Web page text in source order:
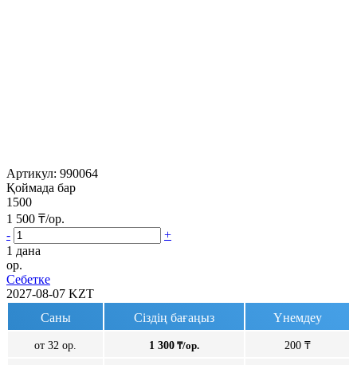
Артикул: 990064
Қоймада бар
1500
1 500 ₸/ор.
-
+
1 дана
ор.
Себетке
2027-08-07 KZT
Саны
Сіздің бағаңыз Үнемдеу
от 32 ор. 1 300 ₸/ор. 200 ₸